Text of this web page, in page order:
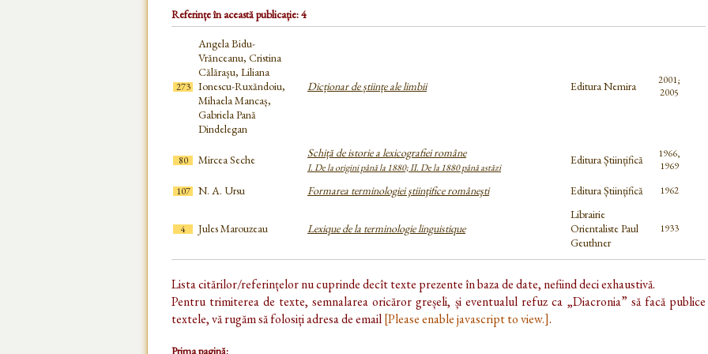
Referințe în această publicație: 4
273
Angela Bidu-
Vrănceanu, Cristina
Călărașu, Liliana
Ionescu-Ruxăndoiu,
Mihaela Mancaș,
Gabriela Pană
Dindelegan
Dicționar de științe ale limbii Editura Nemira
2001;
2005
80 Mircea Seche Schiță de istorie a lexicografiei române
I. De la origini până la 1880; II. De la 1880 până astăzi
Editura Științifică
1966,
1969
107
N. A. Ursu Formarea terminologiei ştiinţifice româneşti Editura Științifică 1962
4 Jules Marouzeau Lexique de la terminologie linguistique
Librairie
Orientaliste Paul
Geuthner
1933
Lista citărilor/referințelor nu cuprinde decît texte prezente în baza de date, nefiind deci exhaustivă.
Pentru trimiterea de texte, semnalarea oricăror greșeli, și eventualul refuz ca „Diacronia” să facă publice
textele, vă rugăm să folosiți adresa de email[Please enable javascript to view.].
Prima pagină: